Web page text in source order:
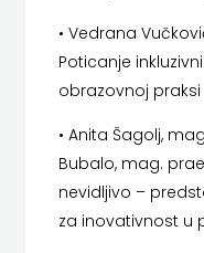
KNJIŽEVNA
ZAKLADA
FRA
GRGO
MARTIĆ
• Vedrana
Poticanje
obrazovnoj praksi
• Anita Šagolj,
Bubalo, mag.
nevidljivo –
za inovativnost u